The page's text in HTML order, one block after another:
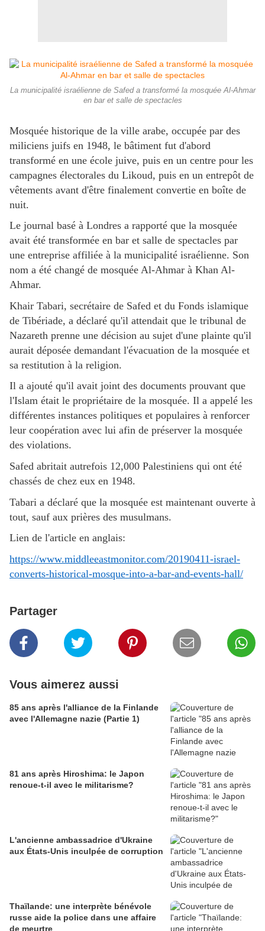
La municipalité israélienne de Safed a transformé la mosquée Al-Ahmar
en bar et salle de spectacles
Mosquée historique de la ville arabe, occupée par des
miliciens juifs en 1948, le bâtiment fut d'abord
transformé en une école juive, puis en un centre pour les
campagnes électorales du Likoud, puis en un entrepôt de
vêtements avant d'être finalement convertie en boîte de
nuit.
Le journal basé à Londres a rapporté que la mosquée
avait été transformée en bar et salle de spectacles par
une entreprise affiliée à la municipalité israélienne. Son
nom a été changé de mosquée Al-Ahmar à Khan Al-
Ahmar.
Khair Tabari, secrétaire de Safed et du Fonds islamique
de Tibériade, a déclaré qu'il attendait que le tribunal de
Nazareth prenne une décision au sujet d'une plainte qu'il
aurait déposée demandant l'évacuation de la mosquée et
sa restitution à la religion.
Il a ajouté qu'il avait joint des documents prouvant que
l'Islam était le propriétaire de la mosquée. Il a appelé les
différentes instances politiques et populaires à renforcer
leur coopération avec lui afin de préserver la mosquée
des violations.
Safed abritait autrefois 12,000 Palestiniens qui ont été
chassés de chez eux en 1948.
Tabari a déclaré que la mosquée est maintenant ouverte à
tout, sauf aux prières des musulmans.
Lien de l'article en anglais:
https://www.middleeastmonitor.com/20190411-israel-
converts-historical-mosque-into-a-bar-and-events-hall/
Partager
Vous aimerez aussi
85 ans après l'alliance de la Finlande
avec l'Allemagne nazie (Partie 1)
81 ans après Hiroshima: le Japon
renoue-t-il avec le militarisme?
L'ancienne ambassadrice d'Ukraine
aux États-Unis inculpée de corruption
Thaïlande: une interprète bénévole
russe aide la police dans une affaire
de meurtre